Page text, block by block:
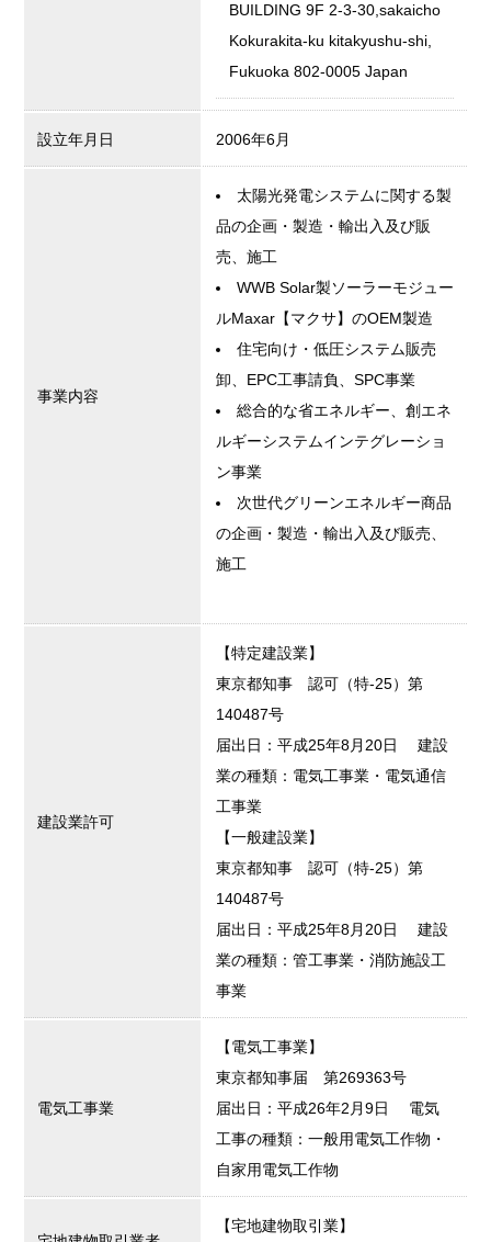
BUILDING 9F 2-3-30,sakaicho
Kokurakita-ku kitakyushu-shi,
Fukuoka 802-0005 Japan
設立年月日 2006年6月
事業内容
太陽光発電システムに関する製
品の企画・製造・輸出入及び販
売、施工
WWB Solar製ソーラーモジュー
ルMaxar【マクサ】のOEM製造
住宅向け・低圧システム販売
卸、EPC工事請負、SPC事業
総合的な省エネルギー、創エネ
ルギーシステムインテグレーショ
ン事業
次世代グリーンエネルギー商品
の企画・製造・輸出入及び販売、
施工
建設業許可
【特定建設業】
東京都知事 認可（特-25）第
140487号
届出日：平成25年8月20日 建設
業の種類：電気工事業・電気通信
工事業
【一般建設業】
東京都知事 認可（特-25）第
140487号
届出日：平成25年8月20日 建設
業の種類：管工事業・消防施設工
事業
電気工事業
【電気工事業】
東京都知事届 第269363号
届出日：平成26年2月9日 電気
工事の種類：一般用電気工作物・
自家用電気工作物
【宅地建物取引業】